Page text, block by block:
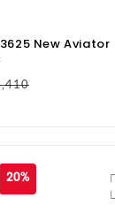
New Aviator
20%